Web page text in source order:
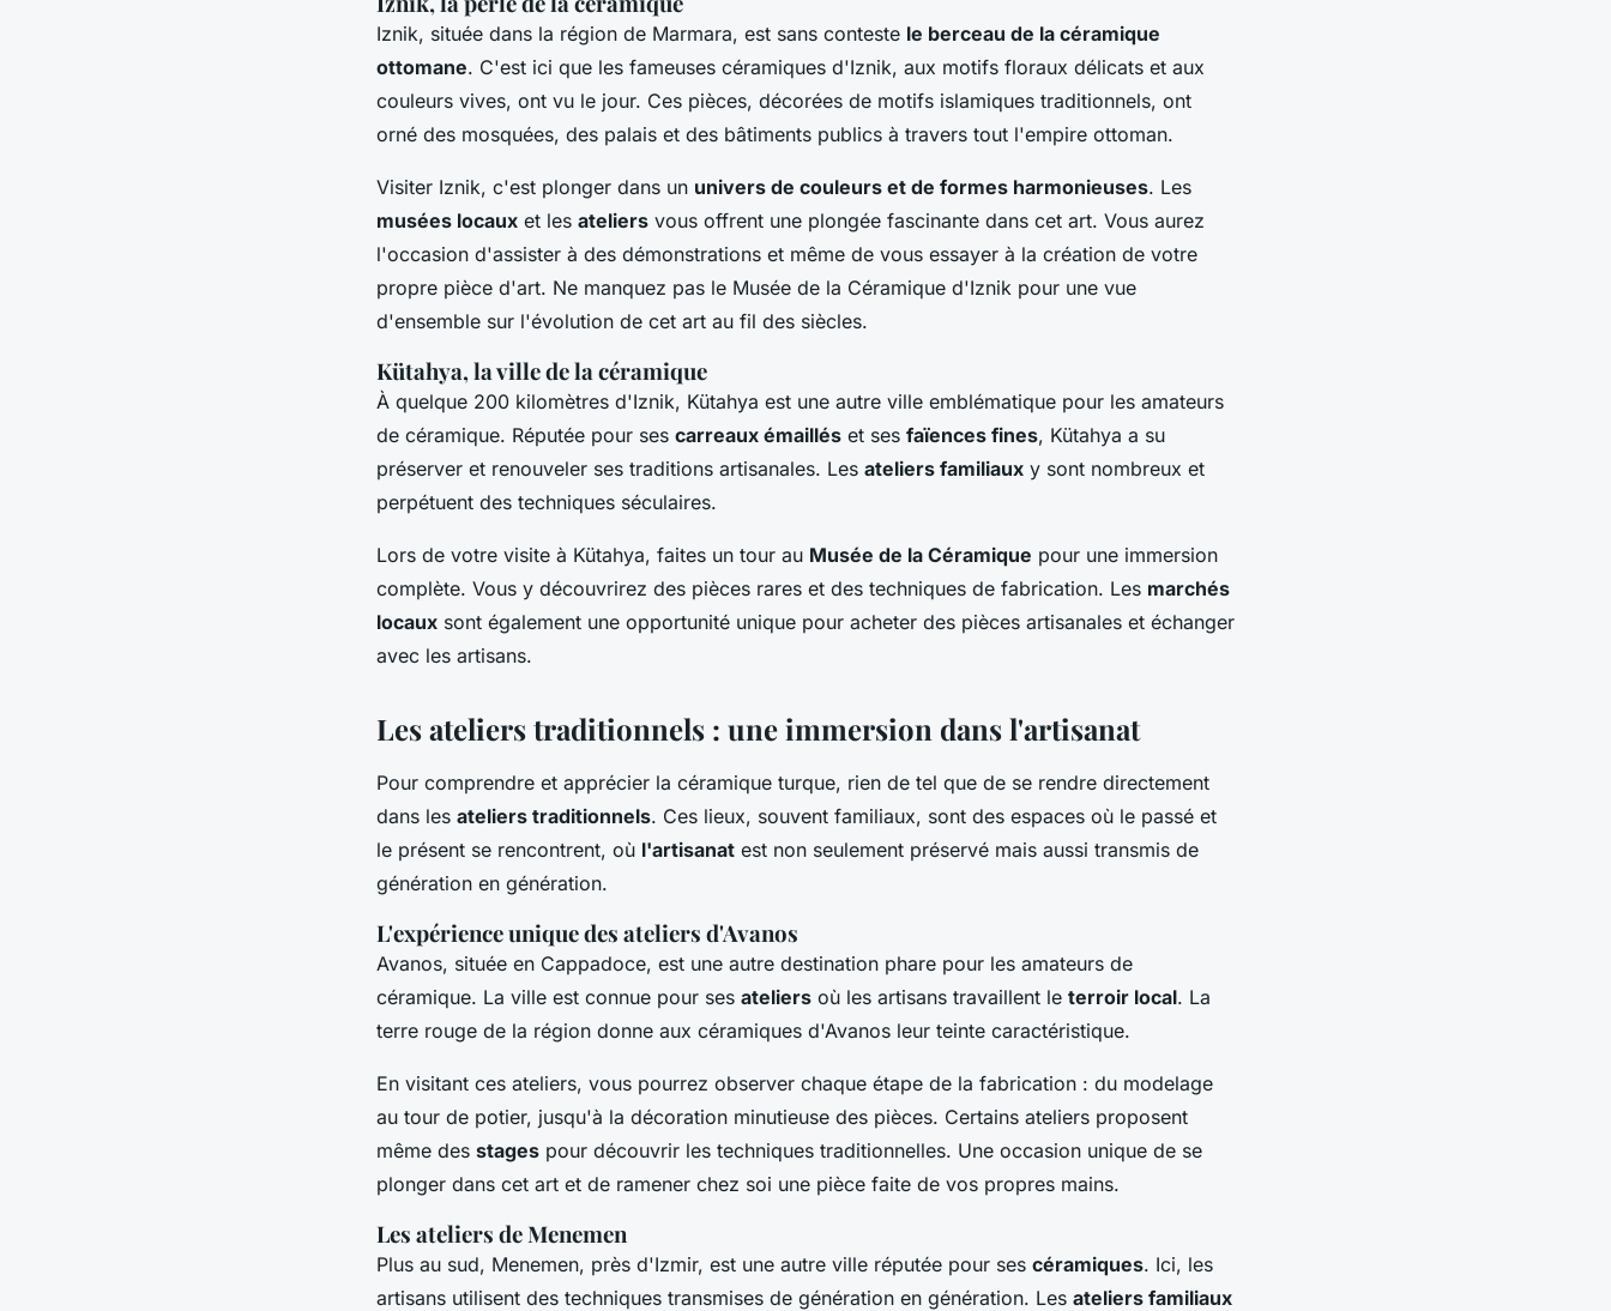
Iznik, située dans la région de Marmara, est sans conteste le berceau de la céramique
ottomane. C'est ici que les fameuses céramiques d'Iznik, aux motifs floraux délicats et aux
couleurs vives, ont vu le jour. Ces pièces, décorées de motifs islamiques traditionnels, ont
orné des mosquées, des palais et des bâtiments publics à travers tout l'empire ottoman.
Visiter Iznik, c'est plonger dans un univers de couleurs et de formes harmonieuses. Les
musées locaux et les ateliers vous offrent une plongée fascinante dans cet art. Vous aurez
l'occasion d'assister à des démonstrations et même de vous essayer à la création de votre
propre pièce d'art. Ne manquez pas le Musée de la Céramique d'Iznik pour une vue
d'ensemble sur l'évolution de cet art au fil des siècles.
Kütahya, la ville de la céramique
À quelque 200 kilomètres d'Iznik, Kütahya est une autre ville emblématique pour les amateurs
de céramique. Réputée pour ses carreaux émaillés et ses faïences fines, Kütahya a su
préserver et renouveler ses traditions artisanales. Les ateliers familiaux y sont nombreux et
perpétuent des techniques séculaires.
Lors de votre visite à Kütahya, faites un tour au Musée de la Céramique pour une immersion
complète. Vous y découvrirez des pièces rares et des techniques de fabrication. Les marchés
locaux sont également une opportunité unique pour acheter des pièces artisanales et échanger
avec les artisans.
Les ateliers traditionnels : une immersion dans l'artisanat
Pour comprendre et apprécier la céramique turque, rien de tel que de se rendre directement
dans les ateliers traditionnels. Ces lieux, souvent familiaux, sont des espaces où le passé et
le présent se rencontrent, où l'artisanat est non seulement préservé mais aussi transmis de
génération en génération.
L'expérience unique des ateliers d'Avanos
Avanos, située en Cappadoce, est une autre destination phare pour les amateurs de
céramique. La ville est connue pour ses ateliers où les artisans travaillent le terroir local. La
terre rouge de la région donne aux céramiques d'Avanos leur teinte caractéristique.
En visitant ces ateliers, vous pourrez observer chaque étape de la fabrication : du modelage
au tour de potier, jusqu'à la décoration minutieuse des pièces. Certains ateliers proposent
même des stages pour découvrir les techniques traditionnelles. Une occasion unique de se
plonger dans cet art et de ramener chez soi une pièce faite de vos propres mains.
Les ateliers de Menemen
Plus au sud, Menemen, près d'Izmir, est une autre ville réputée pour ses céramiques. Ici, les
artisans utilisent des techniques transmises de génération en génération. Les ateliers familiaux